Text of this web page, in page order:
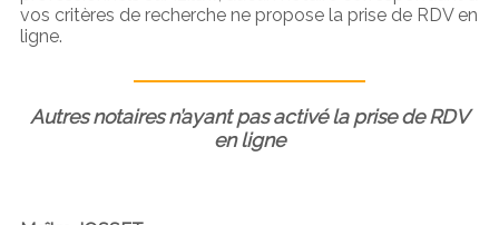
vos critères de recherche ne propose la prise de RDV en
ligne.
Autres notaires n’ayant pas activé la prise de RDV
en ligne